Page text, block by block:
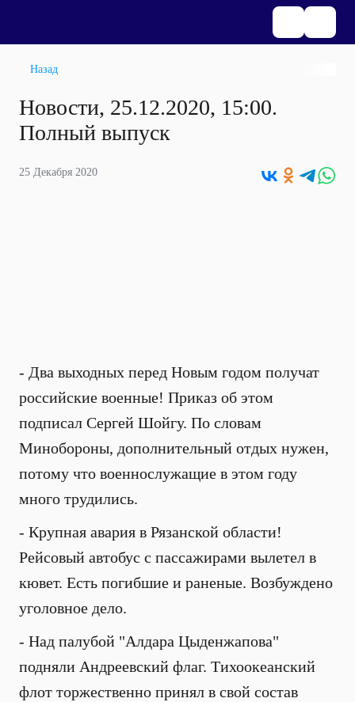
Назад
Новости, 25.12.2020, 15:00.
Полный выпуск
25 Декабря 2020
- Два выходных перед Новым годом получат
российские военные! Приказ об этом
подписал Сергей Шойгу. По словам
Минобороны, дополнительный отдых нужен,
потому что военнослужащие в этом году
много трудились.
- Крупная авария в Рязанской области!
Рейсовый автобус с пассажирами вылетел в
кювет. Есть погибшие и раненые. Возбуждено
уголовное дело.
- Над палубой "Алдара Цыденжапова"
подняли Андреевский флаг. Тихоокеанский
флот торжественно принял в свой состав